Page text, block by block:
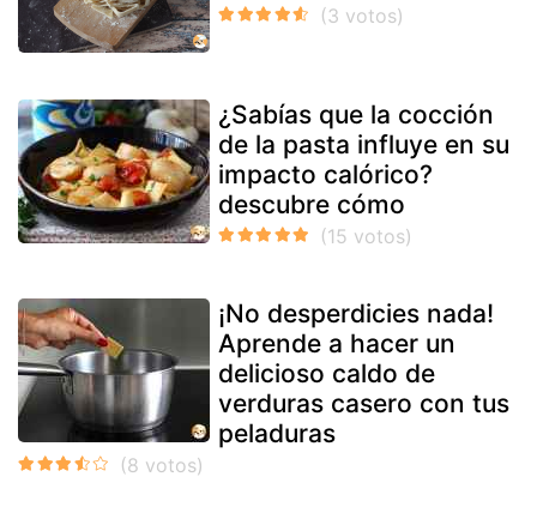
¿Sabías que la cocción
de la pasta influye en su
impacto calórico?
descubre cómo
¡No desperdicies nada!
Aprende a hacer un
delicioso caldo de
verduras casero con tus
peladuras